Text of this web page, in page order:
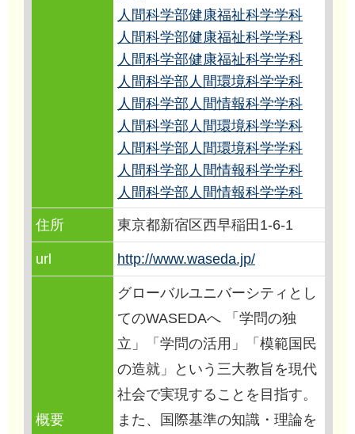
人間科学部健康福祉科学学科
人間科学部健康福祉科学学科
人間科学部健康福祉科学学科
人間科学部人間環境科学学科
人間科学部人間情報科学学科
人間科学部人間環境科学学科
人間科学部人間環境科学学科
人間科学部人間情報科学学科
人間科学部人間情報科学学科
住所 東京都新宿区西早稲田1-6-1
url http://www.waseda.jp/
概要
グローバルユニバーシティとし
てのWASEDAへ 「学問の独
立」「学問の活用」「模範国民
の造就」という三大教旨を現代
社会で実現することを目指す。
また、国際基準の知識・理論を